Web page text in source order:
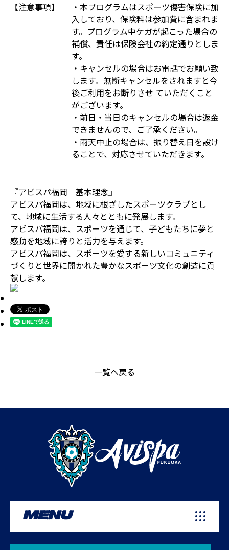
【注意事項】
・本プログラムはスポーツ傷害保険に加
入しており、保険料は参加費に含まれま
す。プログラム中ケガが起こった場合の
補償、責任は保険会社の約定通りとしま
す。
・キャンセルの場合はお電話でお願い致
します。無断キャンセルをされますと今
後ご利用をお断りさせ ていただくこと
がございます。
・前日・当日のキャンセルの場合は返金
できませんので、ご了承ください。
・雨天中止の場合は、振り替え日を設け
ることで、対応させていただきます。
『アビスパ福岡 基本理念』
アビスパ福岡は、地域に根ざしたスポーツクラブとし
て、地域に生活する人々とともに発展します。
アビスパ福岡は、スポーツを通じて、子どもたちに夢と
感動を地域に誇りと活力を与えます。
アビスパ福岡は、スポーツを愛する新しいコミュニティ
づくりと世界に開かれた豊かなスポーツ文化の創造に貢
献します。
一覧へ戻る
MENU